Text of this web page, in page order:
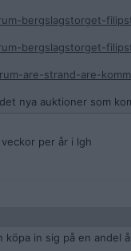
bergslagstorget-
bergslagstorget-
are-strand-are-
nya auktioner som
per år i lgh
in sig på en andel